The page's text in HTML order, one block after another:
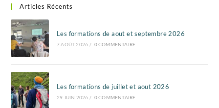
Articles Récents
Les formations de aout et septembre 2026
7 AOÛT 2026 / 0 COMMENTAIRE
Les formations de juillet et aout 2026
29 JUIN 2026 / 0 COMMENTAIRE